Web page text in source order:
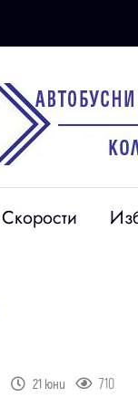
Скорости
21 юни 710